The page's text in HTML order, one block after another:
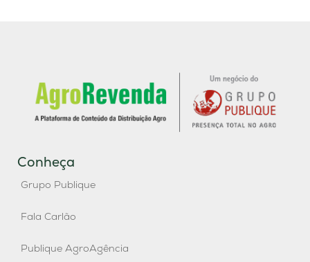
Conheça
Grupo Publique
Fala Carlão
Publique AgroAgência